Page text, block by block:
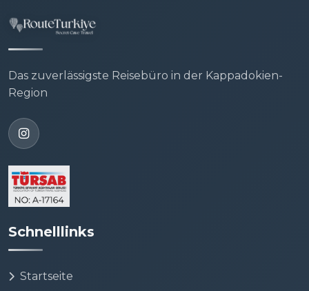
Das zuverlässigste Reisebüro in der Kappadokien-
Region
Schnelllinks
Startseite